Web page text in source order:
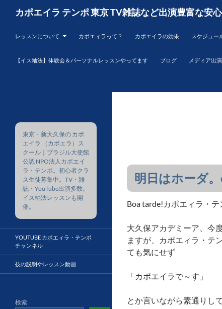
カポエイラ テンポ 東京 TV雑誌など出演豊富な安
レッスンについて カポエィラって？ カポエイラの効果 スケジュー
【イス軸法】体験会＆パーソナルレッスンやってます ブログ メディア出
明日はホーダ
Boa tarde!カポエィラ・テ
大久保アカデミーア、今
ますが、カポエィラ・テ
ても気にせず
「カポエイラで～す」
とか言いながら素通りし
東京・新大久保の カポ
エイラ （カポエラ）ス
クール｜ブラジル大使館
公認 NPO法人カポエイ
ラ・テンポ。初心者クラ
ス生徒募集中。TV・雑
誌・YouTube出演多数。
イス軸法レッスンも開
催。
YOUTUBE カポエィラ・テンポ
チャンネル
技の説明やレッスン動画
検索